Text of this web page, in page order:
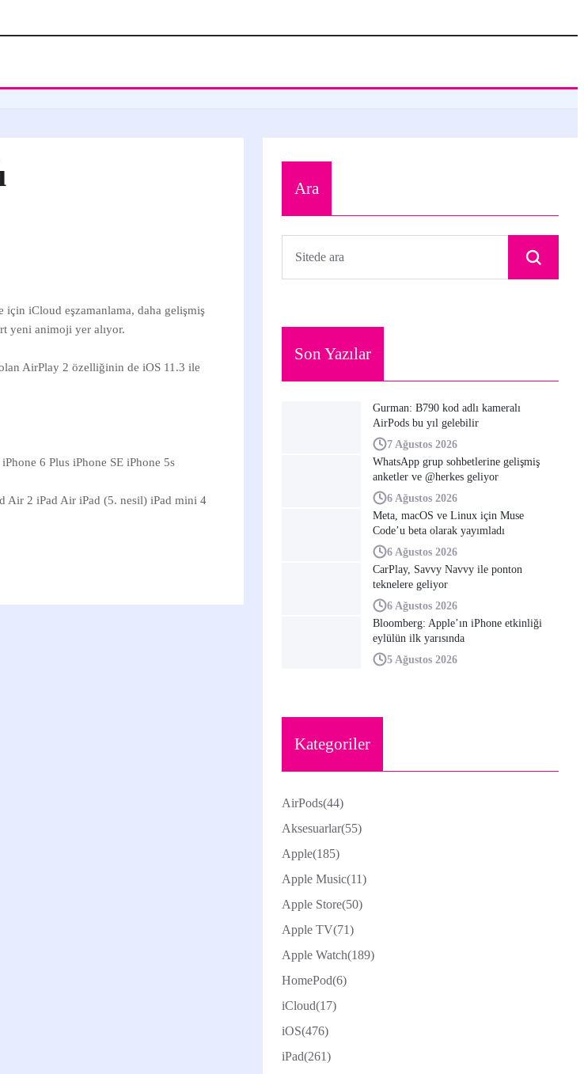
için iCloud eşzamanlama, daha gelişmiş
yeni animoji yer alıyor.
olan AirPlay 2 özelliğinin de iOS 11.3 ile
6 Plus iPhone SE iPhone 5s
Air 2 iPad Air iPad (5. nesil) iPad mini 4
Ara
Son Yazılar
Gurman: B790 kod adlı kameralı
AirPods bu yıl gelebilir
7 Ağustos 2026
WhatsApp grup sohbetlerine gelişmiş
anketler ve @herkes geliyor
6 Ağustos 2026
Meta, macOS ve Linux için Muse
Code’u beta olarak yayımladı
6 Ağustos 2026
CarPlay, Savvy Navvy ile ponton
teknelere geliyor
6 Ağustos 2026
Bloomberg: Apple’ın iPhone etkinliği
eylülün ilk yarısında
5 Ağustos 2026
Kategoriler
AirPods(44)
Aksesuarlar(55)
Apple(185)
Apple Music(11)
Apple Store(50)
Apple TV(71)
Apple Watch(189)
HomePod(6)
iCloud(17)
iOS(476)
iPad(261)